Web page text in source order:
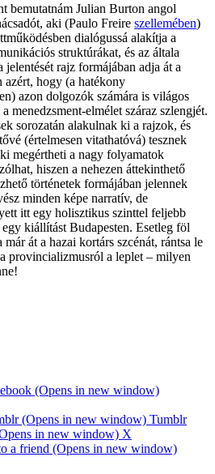
bemutatnám Julian Burton angol
aki (Paulo Freire szellemében)
dialógussá alakítja a
struktúrákat, és az általa
rajz formájában adja át a
azért, hogy (a hatékony
azon dolgozók számára is világos
menedzsment-elmélet száraz szlengjét.
sorozatán alakulnak ki a rajzok, és
(értelmesen vitathatóvá) tesznek
megértheti a nagy folyamatok
hiszen a nehezen áttekinthető
történetek formájában jelennek
minden képe narratív, de
itt egy holisztikus szinttel feljebb
kiállítást Budapesten. Esetleg föl
át a hazai kortárs szcénát, rántsa le
provincializmusról a leplet – milyen
(Opens in new window)
(Opens in new window) Tumblr
in new window) X
a friend (Opens in new window)